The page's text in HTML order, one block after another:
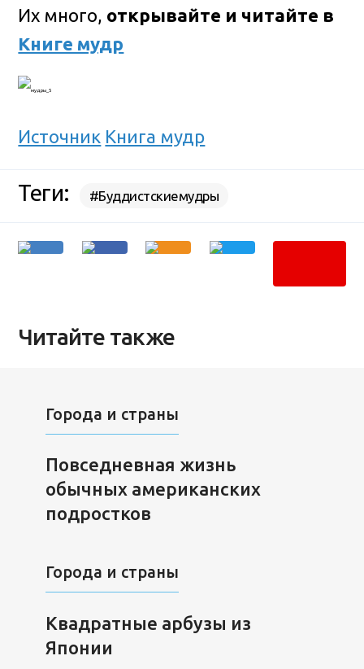
Их много, открывайте и читайте в
Книге мудр
Источник Книга мудр
Теги: #Буддистскиемудры
Читайте также
Города и страны
Повседневная жизнь
обычных американских
подростков
Города и страны
Квадратные арбузы из
Японии